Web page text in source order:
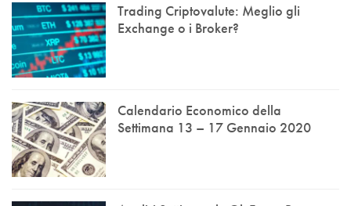
Trading Criptovalute: Meglio gli
Exchange o i Broker?
Calendario Economico della
Settimana 13 – 17 Gennaio 2020